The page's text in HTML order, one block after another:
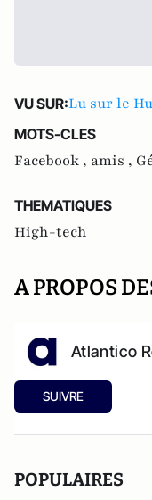
VU SUR:Lu sur le
MOTS-CLES
Facebook , amis ,
THEMATIQUES
High-tech
A PROPOS
Atlantico
SUIVRE
POPULAIRES